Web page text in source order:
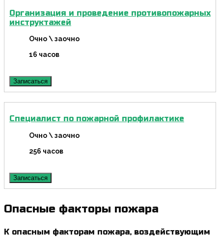
Организация и проведение противопожарных
инструктажей
Очно \ заочно
16 часов
Записаться
Специалист по пожарной профилактике
Очно \ заочно
256 часов
Записаться
Опасные факторы пожара
К опасным факторам пожара, воздействующим